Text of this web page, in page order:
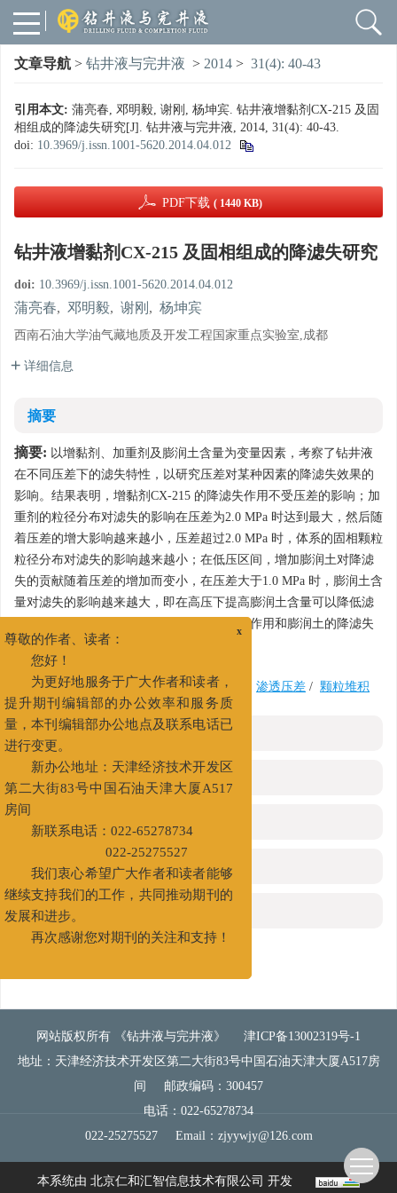
文章导航 > 钻井液与完井液 > 2014 > 31(4): 40-43
引用本文: 蒲亮春, 邓明毅, 谢刚, 杨坤宾. 钻井液增黏剂CX-215 及固
相组成的降滤失研究[J]. 钻井液与完井液, 2014, 31(4): 40-43.
doi: 10.3969/j.issn.1001-5620.2014.04.012
PDF下载 ( 1440 KB)
钻井液增黏剂CX-215 及固相组成的降滤失研究
doi: 10.3969/j.issn.1001-5620.2014.04.012
蒲亮春, 邓明毅, 谢刚 , 杨坤宾
西南石油大学油气藏地质及开发工程国家重点实验室,成都
详细信息
摘要
摘要: 以增黏剂、加重剂及膨润土含量为变量因素，考察了钻井液
在不同压差下的滤失特性，以研究压差对某种因素的降滤失效果的
影响。结果表明，增黏剂CX-215 的降滤失作用不受压差的影响；加
重剂的粒径分布对滤失的影响在压差为2.0 MPa 时达到最大，然后随
着压差的增大影响越来越小，压差超过2.0 MPa 时，体系的固相颗粒
粒径分布对滤失的影响越来越小；在低压区间，增加膨润土对降滤
失的贡献随着压差的增加而变小，在压差大于1.0 MPa 时，膨润土含
量对滤失的影响越来越大，即在高压下提高膨润土含量可以降低滤
失量。此外，对优化刚性固相颗粒的降滤失作用和膨润土的降滤失
作用进行了机理分析。
关键词: 增黏降滤失/ 粒径分布/ 静滤失 渗透压差 / 颗粒堆积
HTML全文
参考文献 (0)
相关文章
施引文献
资源附件
网站版权所有 《钻井液与完井液》
津ICP备13002319号-1
地址：天津经济技术开发区第二大街83号中国石油天津大厦A517房
间
邮政编码：300457
电话：022-65278734
022-25275527
Email： zjyywjy@126.com
本系统由 北京仁和汇智信息技术有限公司 开发
尊敬的作者、读者：
您好！
为更好地服务于广大作者和读者，
提升期刊编辑部的办公效率和服务质
量，本刊编辑部办公地点及联系电话已
进行变更。
新办公地址：天津经济技术开发区
第二大街83号中国石油天津大厦A517
房间
新联系电话：022-65278734
022-25275527
我们衷心希望广大作者和读者能够
继续支持我们的工作，共同推动期刊的
发展和进步。
再次感谢您对期刊的关注和支持！